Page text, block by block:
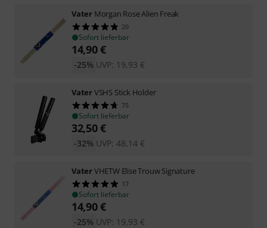
Vater Morgan Rose Alien Freak
20
Sofort lieferbar
14,90€
UVP: 19,93 €
-25%
VaterVSHS Stick Holder
75
Sofort lieferbar
32,50€
UVP: 48,14 €
-32%
VaterVHETW Elise Trouw Signature
17
Sofort lieferbar
14,90€
UVP: 19,93 €
-25%